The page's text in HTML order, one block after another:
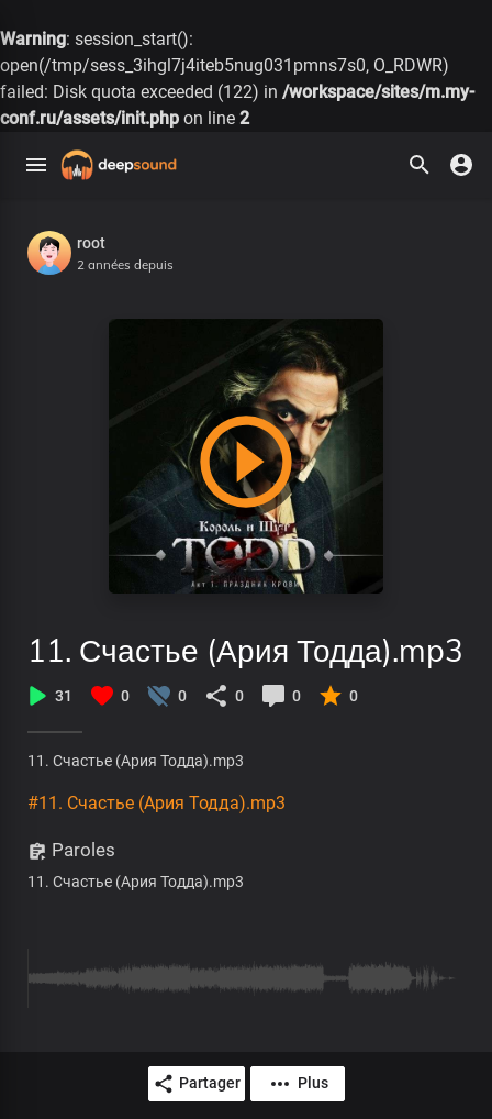
Warning: session_start():
open(/tmp/sess_3ihgl7j4iteb5nug031pmns7s0, O_RDWR)
failed: Disk quota exceeded (122) in /workspace/sites/m.my-
conf.ru/assets/init.php on line 2
root
2 années depuis
11. Счастье (Ария Тодда).mp3
31 0 0 0 0 0
11. Счастье (Ария Тодда).mp3
#11. Счастье (Ария Тодда).mp3
Paroles
11. Счастье (Ария Тодда).mp3
Partager Plus